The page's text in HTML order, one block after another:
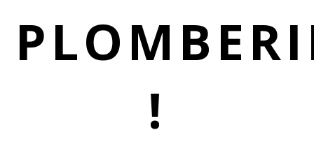
!